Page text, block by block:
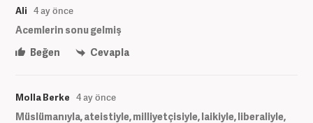
Ali 4 ay önce
Acemlerin sonu gelmiş
Beğen
Cevapla
Molla Berke 4 ay önce
Müslümanıyla, ateistiyle, milliyetçisiyle, laikiyle, liberaliyle,